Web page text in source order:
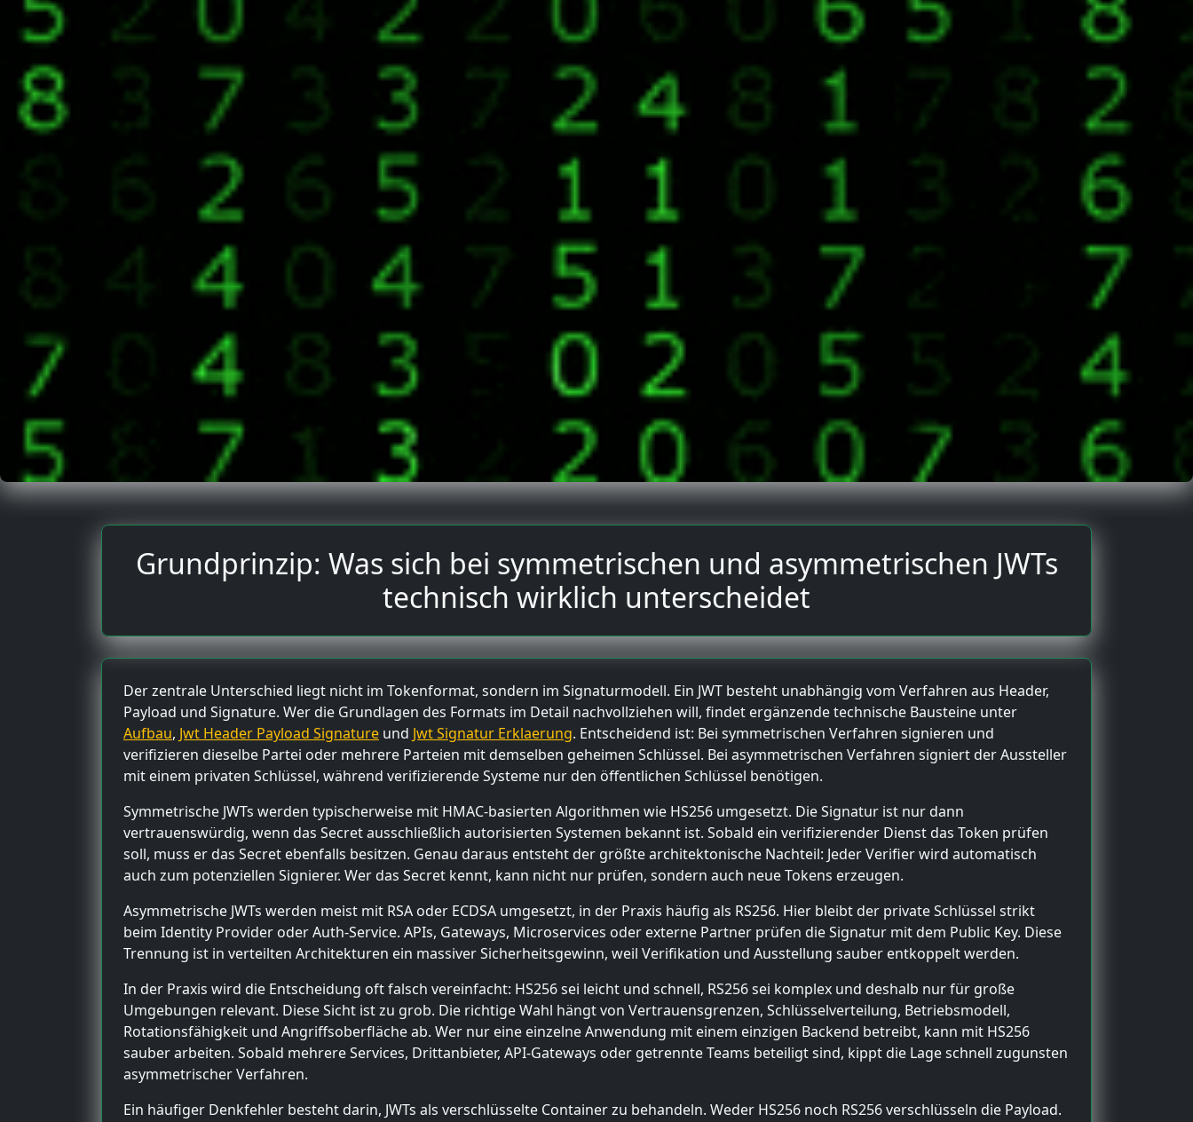
Grundprinzip: Was sich bei symmetrischen und asymmetrischen JWTs
technisch wirklich unterscheidet
Der zentrale Unterschied liegt nicht im Tokenformat, sondern im Signaturmodell. Ein JWT besteht unabhängig vom Verfahren aus Header,
Payload und Signature. Wer die Grundlagen des Formats im Detail nachvollziehen will, findet ergänzende technische Bausteine unter
Aufbau, Jwt Header Payload Signature und Jwt Signatur Erklaerung. Entscheidend ist: Bei symmetrischen Verfahren signieren und
verifizieren dieselbe Partei oder mehrere Parteien mit demselben geheimen Schlüssel. Bei asymmetrischen Verfahren signiert der Aussteller
mit einem privaten Schlüssel, während verifizierende Systeme nur den öffentlichen Schlüssel benötigen.
Symmetrische JWTs werden typischerweise mit HMAC-basierten Algorithmen wie HS256 umgesetzt. Die Signatur ist nur dann
vertrauenswürdig, wenn das Secret ausschließlich autorisierten Systemen bekannt ist. Sobald ein verifizierender Dienst das Token prüfen
soll, muss er das Secret ebenfalls besitzen. Genau daraus entsteht der größte architektonische Nachteil: Jeder Verifier wird automatisch
auch zum potenziellen Signierer. Wer das Secret kennt, kann nicht nur prüfen, sondern auch neue Tokens erzeugen.
Asymmetrische JWTs werden meist mit RSA oder ECDSA umgesetzt, in der Praxis häufig als RS256. Hier bleibt der private Schlüssel strikt
beim Identity Provider oder Auth-Service. APIs, Gateways, Microservices oder externe Partner prüfen die Signatur mit dem Public Key. Diese
Trennung ist in verteilten Architekturen ein massiver Sicherheitsgewinn, weil Verifikation und Ausstellung sauber entkoppelt werden.
In der Praxis wird die Entscheidung oft falsch vereinfacht: HS256 sei leicht und schnell, RS256 sei komplex und deshalb nur für große
Umgebungen relevant. Diese Sicht ist zu grob. Die richtige Wahl hängt von Vertrauensgrenzen, Schlüsselverteilung, Betriebsmodell,
Rotationsfähigkeit und Angriffsoberfläche ab. Wer nur eine einzelne Anwendung mit einem einzigen Backend betreibt, kann mit HS256
sauber arbeiten. Sobald mehrere Services, Drittanbieter, API-Gateways oder getrennte Teams beteiligt sind, kippt die Lage schnell zugunsten
asymmetrischer Verfahren.
Ein häufiger Denkfehler besteht darin, JWTs als verschlüsselte Container zu behandeln. Weder HS256 noch RS256 verschlüsseln die Payload.